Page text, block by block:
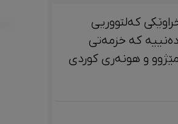
کەلتووریی
کە خزمەتی
زمان، کەلتوور، مێژوو و ‎هونەری کوردی